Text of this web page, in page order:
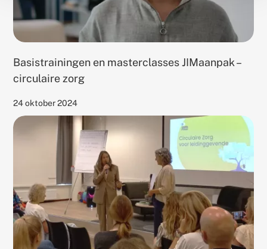
Basistrainingen en masterclasses JIMaanpak –
circulaire zorg
Published
on
24 oktober 2024